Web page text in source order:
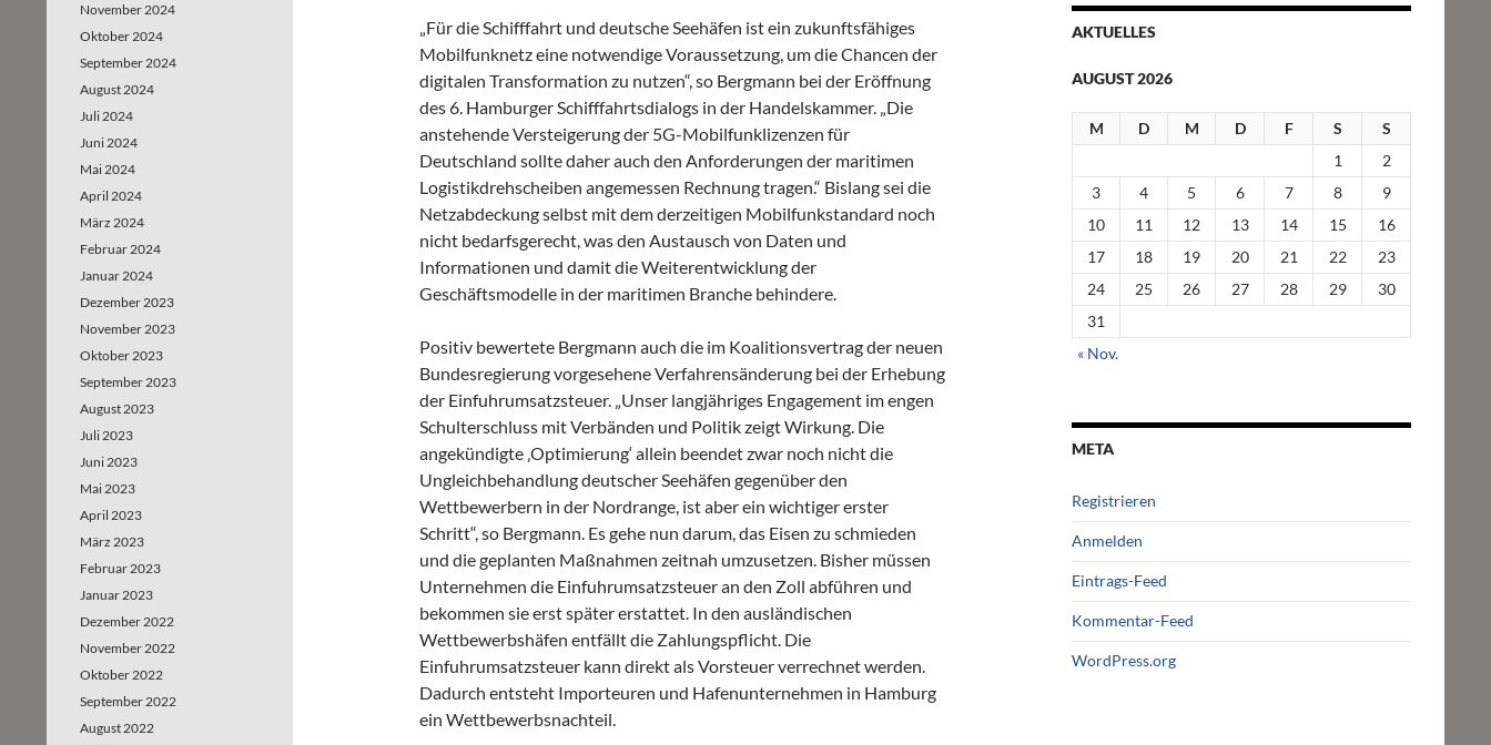
„Für die Schifffahrt und deutsche Seehäfen ist ein zukunftsfähiges
Mobilfunknetz eine notwendige Voraussetzung, um die Chancen der
digitalen Transformation zu nutzen“, so Bergmann bei der Eröffnung
des 6. Hamburger Schifffahrtsdialogs in der Handelskammer. „Die
anstehende Versteigerung der 5G-Mobilfunklizenzen für
Deutschland sollte daher auch den Anforderungen der maritimen
Logistikdrehscheiben angemessen Rechnung tragen.“ Bislang sei die
Netzabdeckung selbst mit dem derzeitigen Mobilfunkstandard noch
nicht bedarfsgerecht, was den Austausch von Daten und
Informationen und damit die Weiterentwicklung der
Geschäftsmodelle in der maritimen Branche behindere.
Positiv bewertete Bergmann auch die im Koalitionsvertrag der neuen
Bundesregierung vorgesehene Verfahrensänderung bei der Erhebung
der Einfuhrumsatzsteuer. „Unser langjähriges Engagement im engen
Schulterschluss mit Verbänden und Politik zeigt Wirkung. Die
angekündigte ‚Optimierung‘ allein beendet zwar noch nicht die
Ungleichbehandlung deutscher Seehäfen gegenüber den
Wettbewerbern in der Nordrange, ist aber ein wichtiger erster
Schritt“, so Bergmann. Es gehe nun darum, das Eisen zu schmieden
und die geplanten Maßnahmen zeitnah umzusetzen. Bisher müssen
Unternehmen die Einfuhrumsatzsteuer an den Zoll abführen und
bekommen sie erst später erstattet. In den ausländischen
Wettbewerbshäfen entfällt die Zahlungspflicht. Die
Einfuhrumsatzsteuer kann direkt als Vorsteuer verrechnet werden.
Dadurch entsteht Importeuren und Hafenunternehmen in Hamburg
ein Wettbewerbsnachteil.
AKTUELLES
AUGUST 2026
M D M D F S
S
1
2
3
4 5 6 7 8
9
10
11 12 13 14 15
16
17
18 19 20 21 22
23
24
25 26 27 28 29
30
31
« Nov.
META
Registrieren
Anmelden
Eintrags-Feed
Kommentar-Feed
WordPress.org
November 2024
Oktober 2024
September 2024
August 2024
Juli 2024
Juni 2024
Mai 2024
April 2024
März 2024
Februar 2024
Januar 2024
Dezember 2023
November 2023
Oktober 2023
September 2023
August 2023
Juli 2023
Juni 2023
Mai 2023
April 2023
März 2023
Februar 2023
Januar 2023
Dezember 2022
November 2022
Oktober 2022
September 2022
August 2022